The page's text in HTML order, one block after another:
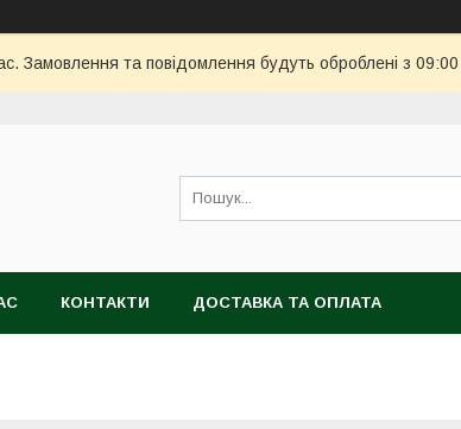
Замовлення та повідомлення будуть оброблені з
КОНТАКТИ ДОСТАВКА ТА ОПЛАТА